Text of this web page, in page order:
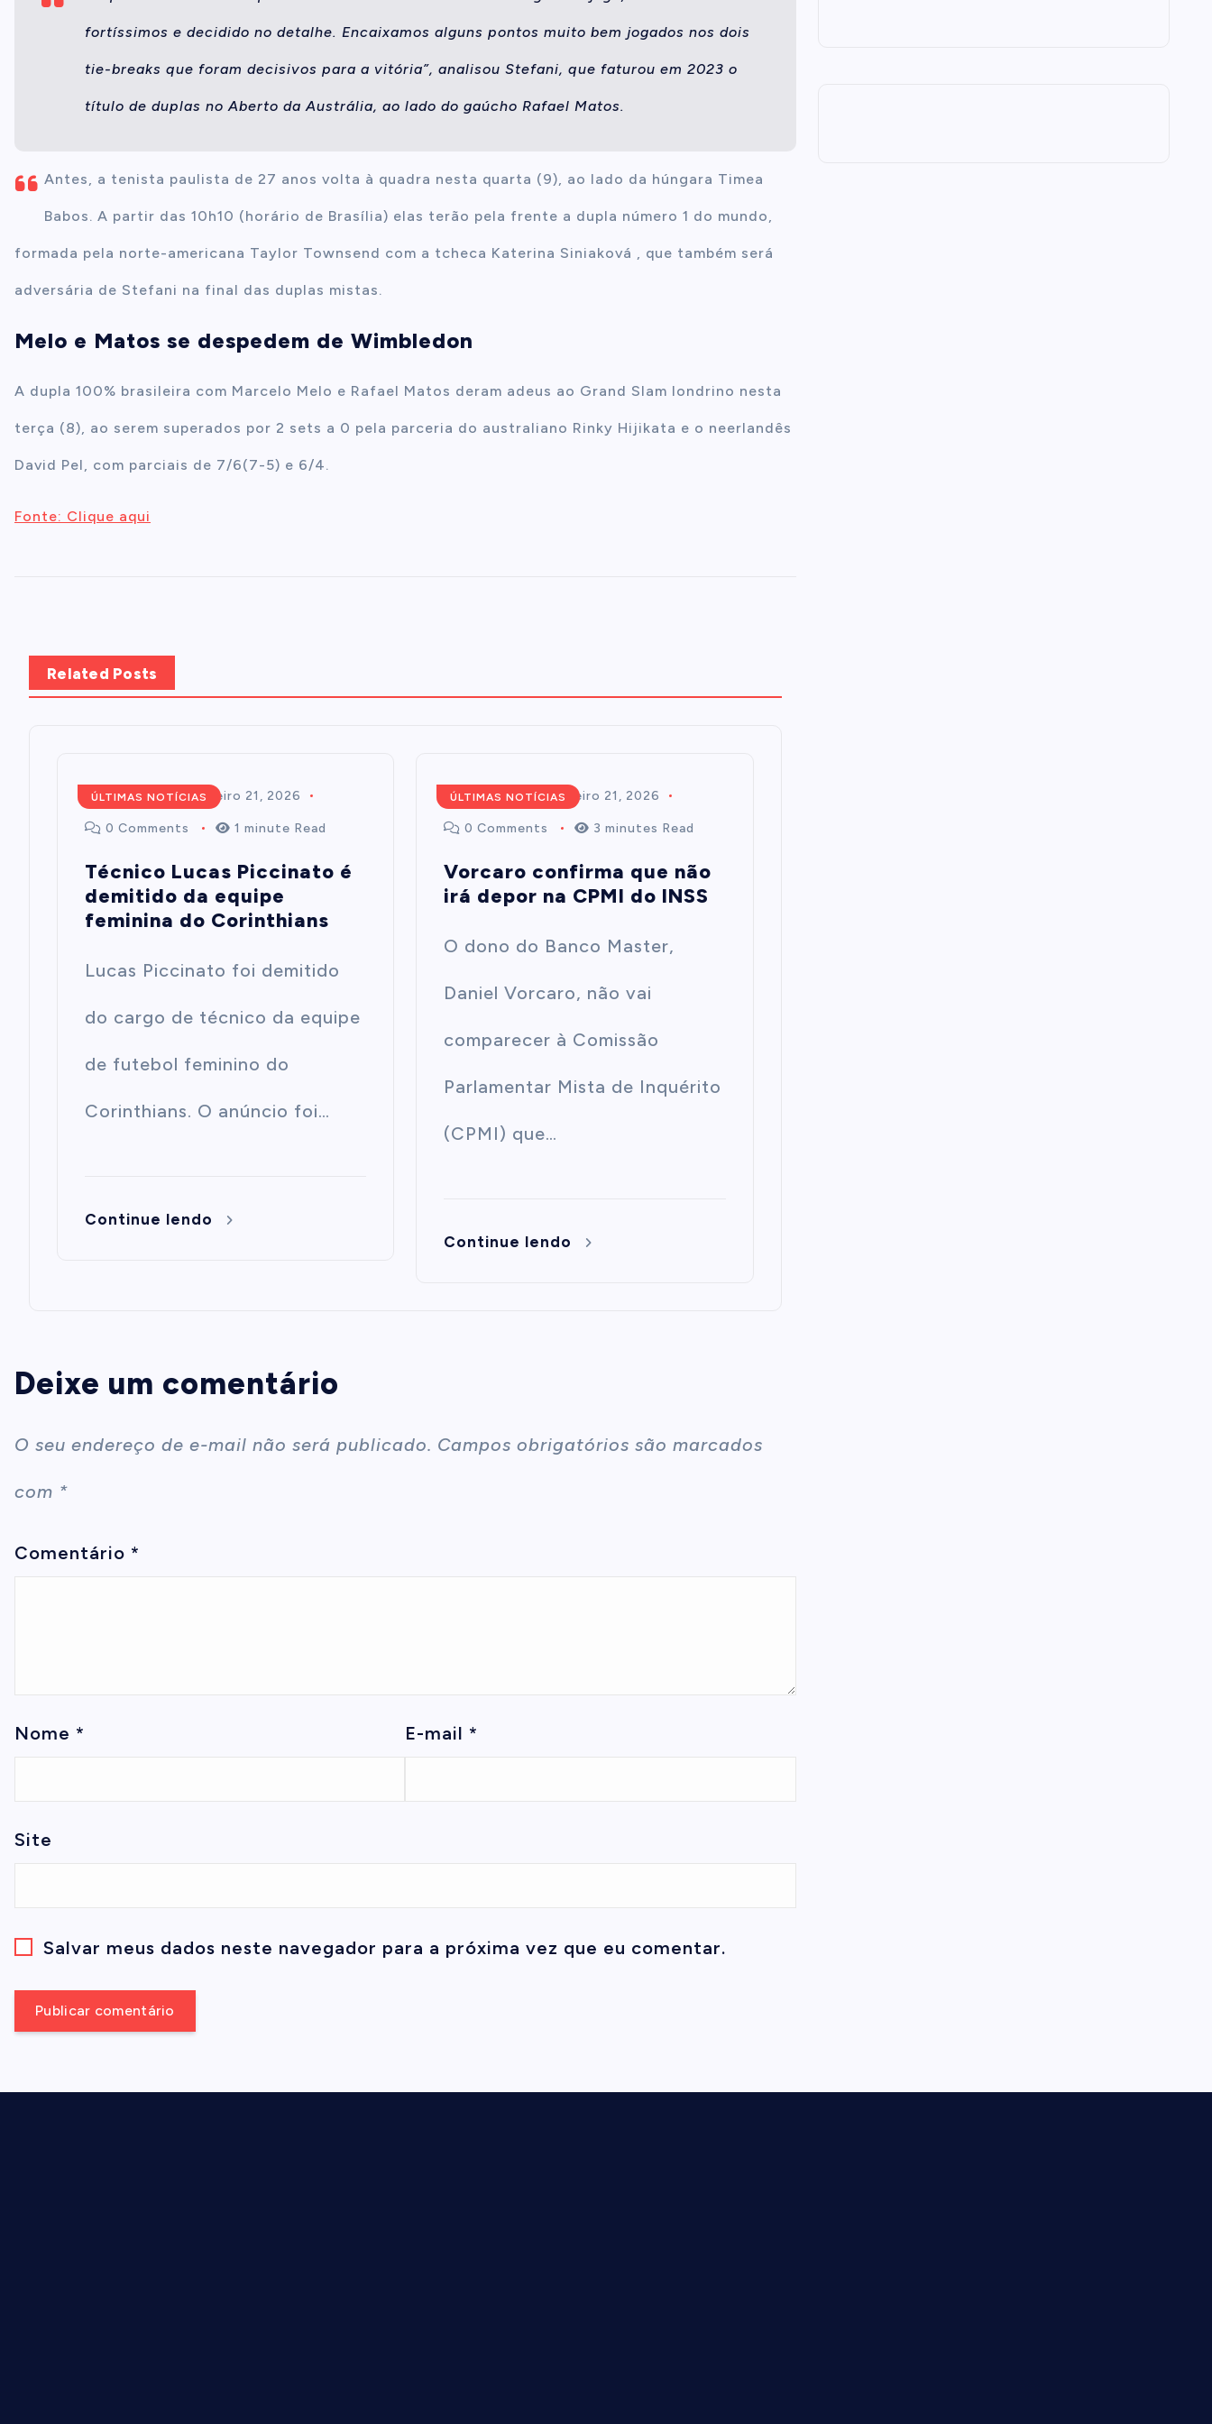
fortíssimos e decidido no detalhe. Encaixamos alguns pontos muito bem jogados nos dois
tie-breaks que foram decisivos para a vitória”, analisou Stefani, que faturou em 2023 o
título de duplas no Aberto da Austrália, ao lado do gaúcho Rafael Matos.
Antes, a tenista paulista de 27 anos volta à quadra nesta quarta (9), ao lado da húngara Timea
Babos. A partir das 10h10 (horário de Brasília) elas terão pela frente a dupla número 1 do mundo,
formada pela norte-americana Taylor Townsend com a tcheca Katerina Siniaková , que também será
adversária de Stefani na final das duplas mistas.
Melo e Matos se despedem de Wimbledon
A dupla 100% brasileira com Marcelo Melo e Rafael Matos deram adeus ao Grand Slam londrino nesta
terça (8), ao serem superados por 2 sets a 0 pela parceria do australiano Rinky Hijikata e o neerlandês
David Pel, com parciais de 7/6(7-5) e 6/4.
Fonte: Clique aqui
Related Posts
ÚLTIMAS NOTÍCIAS
Redação fevereiro 21, 2026
0 Comments 1 minute Read
Técnico Lucas Piccinato é
demitido da equipe
feminina do Corinthians
Lucas Piccinato foi demitido
do cargo de técnico da equipe
de futebol feminino do
Corinthians. O anúncio foi…
Continue lendo
ÚLTIMAS NOTÍCIAS
Redação fevereiro 21, 2026
0 Comments 3 minutes Read
Vorcaro confirma que não
irá depor na CPMI do INSS
O dono do Banco Master,
Daniel Vorcaro, não vai
comparecer à Comissão
Parlamentar Mista de Inquérito
(CPMI) que…
Continue lendo
Deixe um comentário
O seu endereço de e-mail não será publicado. Campos obrigatórios são marcados
com *
Comentário *
Nome * E-mail *
Site
Salvar meus dados neste navegador para a próxima vez que eu comentar.